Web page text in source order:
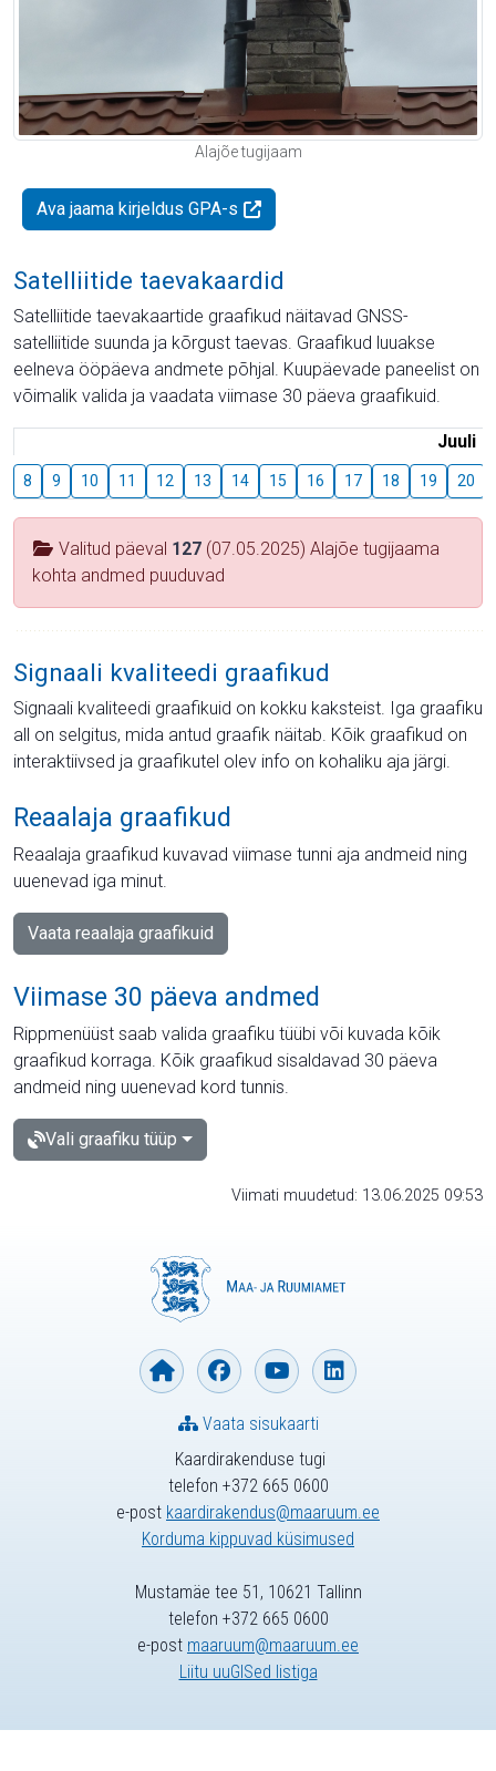
Alajõe tugijaam
Ava jaama kirjeldus GPA-s
Satelliitide taevakaardid
Satelliitide taevakaartide graafikud näitavad GNSS-
satelliitide suunda ja kõrgust taevas. Graafikud luuakse
eelneva ööpäeva andmete põhjal. Kuupäevade paneelist on
võimalik valida ja vaadata viimase 30 päeva graafikuid.
Juuli
8 9 10 11 12 13 14 15 16 17 18 19 20
Valitud päeval 127 (07.05.2025) Alajõe tugijaama
kohta andmed puuduvad
Signaali kvaliteedi graafikud
Signaali kvaliteedi graafikuid on kokku kaksteist. Iga graafiku
all on selgitus, mida antud graafik näitab. Kõik graafikud on
interaktiivsed ja graafikutel olev info on kohaliku aja järgi.
Reaalaja graafikud
Reaalaja graafikud kuvavad viimase tunni aja andmeid ning
uuenevad iga minut.
Vaata reaalaja graafikuid
Viimase 30 päeva andmed
Rippmenüüst saab valida graafiku tüübi või kuvada kõik
graafikud korraga. Kõik graafikud sisaldavad 30 päeva
andmeid ning uuenevad kord tunnis.
Vali graafiku tüüp
Viimati muudetud: 13.06.2025 09:53
Kaardirakenduse tugi
telefon +372 665 0600
e-post kaardirakendus@maaruum.ee
Korduma kippuvad küsimused
Vaata sisukaarti
Mustamäe tee 51, 10621 Tallinn
telefon +372 665 0600
e-post maaruum@maaruum.ee
Liitu uuGISed listiga